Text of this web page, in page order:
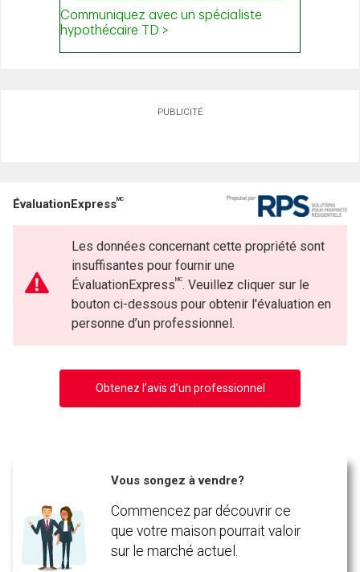
PUBLICITÉ
ÉvaluationExpressMC
Les données concernant cette propriété sont
insuffisantes pour fournir une
ÉvaluationExpressMC. Veuillez cliquer sur le
bouton ci-dessous pour obtenir l'évaluation en
personne d’un professionnel.
Obtenez l’avis d’un professionnel
Vous songez à vendre?
Commencez par découvrir ce
que votre maison pourrait valoir
sur le marché actuel.